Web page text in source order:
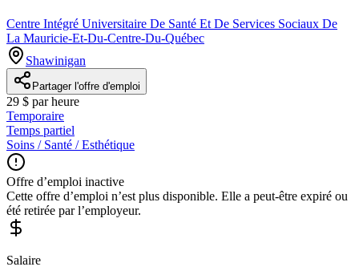
Centre Intégré Universitaire De Santé Et De Services Sociaux De
La Mauricie-Et-Du-Centre-Du-Québec
Shawinigan
Partager l'offre d'emploi
29 $ par heure
Temporaire
Temps partiel
Soins / Santé / Esthétique
Offre d’emploi inactive
Cette offre d’emploi n’est plus disponible. Elle a peut-être expiré ou
été retirée par l’employeur.
Salaire